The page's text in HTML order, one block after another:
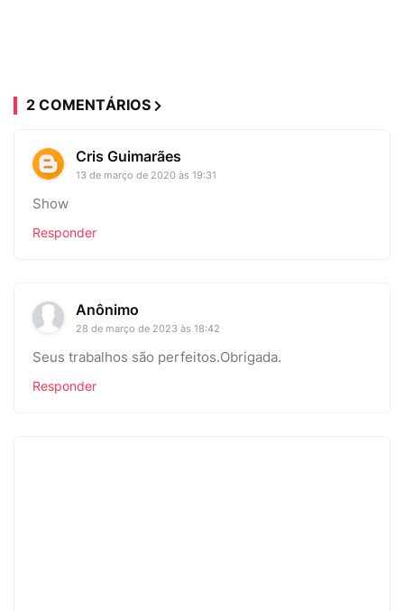
2 COMENTÁRIOS
Cris Guimarães
13 de março de 2020 às 19:31
Show
Responder
Anônimo
28 de março de 2023 às 18:42
Seus trabalhos são perfeitos.Obrigada.
Responder